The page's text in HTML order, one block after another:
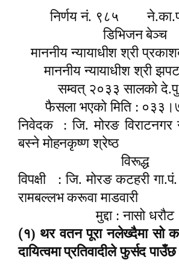
निर्णय नं. ९८५
डिभिजन बेञ्च
माननीय न्यायाधीश श्री
माननीय न्यायाधीश श्री
सम्वत् २०३३ सालको
फैसला भएको मिति :
निवेदक
: जि. मोरङ विराटनगर
बस्ने मोहनकृष्ण श्रेष्ठ
विरूद्ध
विपक्षी
: जि. मोरङ कटहरी
रामबल्लभ करूवा माडवारी
मुद्दा : नासो धरौट
(१) थर वतन पूरा नलेख्दैमा सो
दायित्वमा प्रतिवादीले फुर्सद